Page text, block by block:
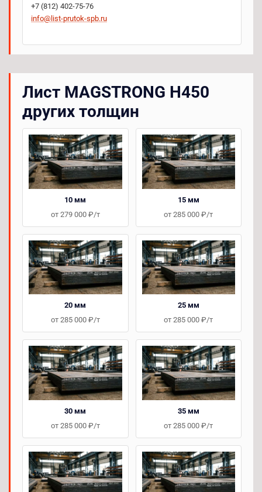
+7 (812) 402-75-76
info@list-prutok-spb.ru
Лист MAGSTRONG H450
других толщин
10 мм
от 279 000 ₽/т
15 мм
от 285 000 ₽/т
20 мм
от 285 000 ₽/т
25 мм
от 285 000 ₽/т
30 мм
от 285 000 ₽/т
35 мм
от 285 000 ₽/т